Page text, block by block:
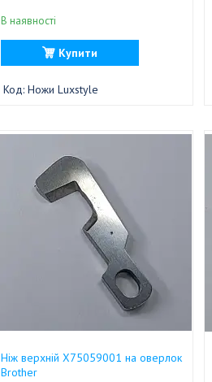
В наявності
Купити
Ножи Luxstyle
Ніж верхній X75059001 на оверлок
Brother